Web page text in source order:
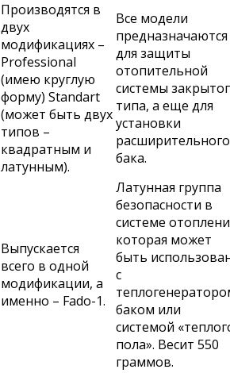
Производятся в
двух
модификациях –
Professional
(имею круглую
форму) Standart
(может быть двух
типов –
квадратным и
латунным).
Все модели
предназначаются
для защиты
отопительной
системы
типа, а еще для
установки
расширительного
бака.
Выпускается
всего в одной
модификации, а
именно – Fado-1.
Латунная группа
безопасности в
системе
которая может
быть
с
баком или
системой
пола». Весит 550
граммов.